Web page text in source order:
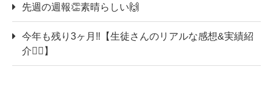
先週の週報👏素晴らしい🙌
今年も残り3ヶ月‼️【生徒さんのリアルな感想&実績紹
介💁‍♀️】